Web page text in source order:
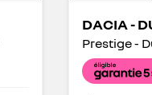
DACIA -